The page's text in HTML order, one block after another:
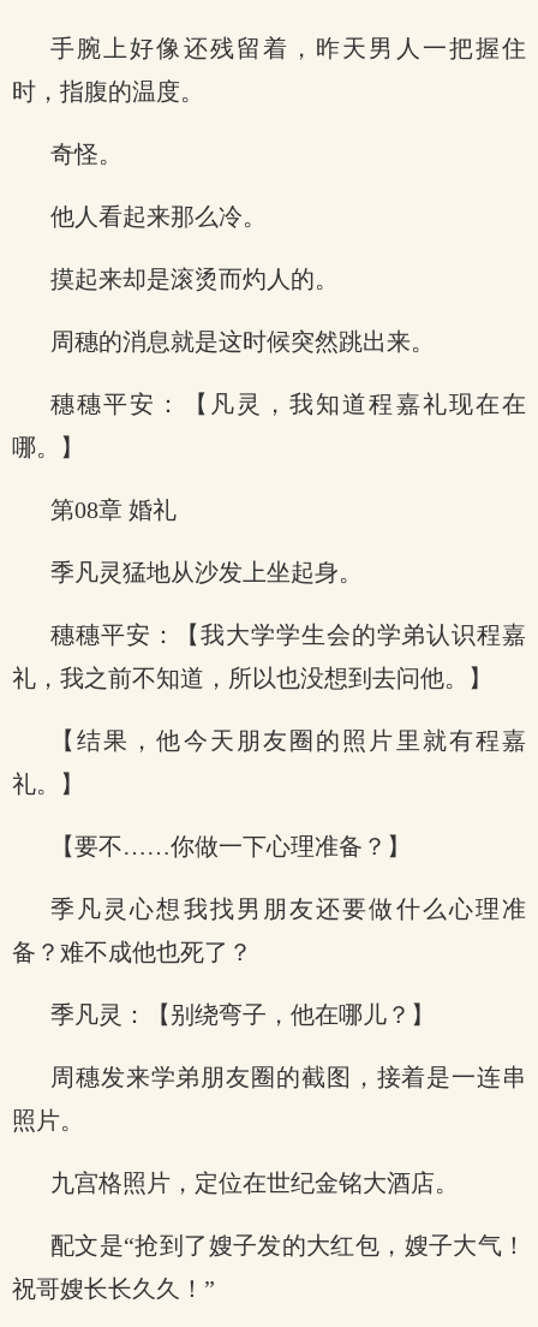
手腕上好像还残留着，昨天男人一把握住
时，指腹的温度。
奇怪。
他人看起来那么冷。
摸起来却是滚烫而灼人的。
周穗的消息就是这时候突然跳出来。
穗穗平安：【凡灵，我知道程嘉礼现在在
哪。】
第08章 婚礼
季凡灵猛地从沙发上坐起身。
穗穗平安：【我大学学生会的学弟认识程嘉
礼，我之前不知道，所以也没想到去问他。】
【结果，他今天朋友圈的照片里就有程嘉
礼。】
【要不……你做一下心理准备？】
季凡灵心想我找男朋友还要做什么心理准
备？难不成他也死了？
季凡灵：【别绕弯子，他在哪儿？】
周穗发来学弟朋友圈的截图，接着是一连串
照片。
九宫格照片，定位在世纪金铭大酒店。
配文是“抢到了嫂子发的大红包，嫂子大气！
祝哥嫂长长久久！”